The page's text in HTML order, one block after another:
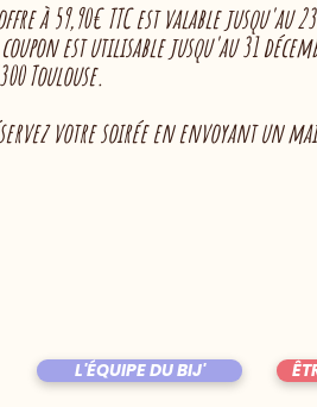
à59,90€ TTC est valable jusqu'au
coupon est utilisablejusqu'au 31
Toulouse.
votre soirée en envoyant un
L'ÉQUIPE DU BIJ'